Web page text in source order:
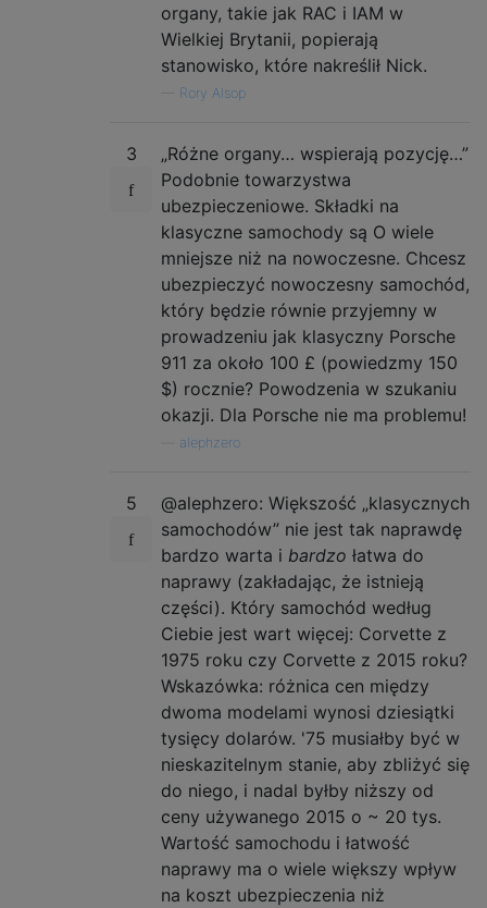
organy, takie jak RAC i IAM w
Wielkiej Brytanii, popierają
stanowisko, które nakreślił Nick.
Rory Alsop
3
„Różne organy… wspierają pozycję…”
Podobnie towarzystwa
ubezpieczeniowe. Składki na
klasyczne samochody są O wiele
mniejsze niż na nowoczesne. Chcesz
ubezpieczyć nowoczesny samochód,
który będzie równie przyjemny w
prowadzeniu jak klasyczny Porsche
911 za około 100 £ (powiedzmy 150
$) rocznie? Powodzenia w szukaniu
okazji. Dla Porsche nie ma problemu!
alephzero
5
@alephzero: Większość „klasycznych
samochodów” nie jest tak naprawdę
bardzo warta i bardzo łatwa do
naprawy (zakładając, że istnieją
części). Który samochód według
Ciebie jest wart więcej: Corvette z
1975 roku czy Corvette z 2015 roku?
Wskazówka: różnica cen między
dwoma modelami wynosi dziesiątki
tysięcy dolarów. '75 musiałby być w
nieskazitelnym stanie, aby zbliżyć się
do niego, i nadal byłby niższy od
ceny używanego 2015 o ~ 20 tys.
Wartość samochodu i łatwość
naprawy ma o wiele większy wpływ
na koszt ubezpieczenia niż